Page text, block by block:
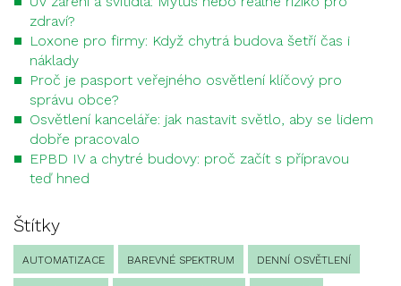
zdraví?
Loxone pro firmy: Když chytrá budova šetří čas i
náklady
Proč je pasport veřejného osvětlení klíčový pro
správu obce?
Osvětlení kanceláře: jak nastavit světlo, aby se lidem
dobře pracovalo
EPBD IV a chytré budovy: proč začít s přípravou
teď hned
Štítky
AUTOMATIZACE BAREVNÉ SPEKTRUM DENNÍ OSVĚTLENÍ